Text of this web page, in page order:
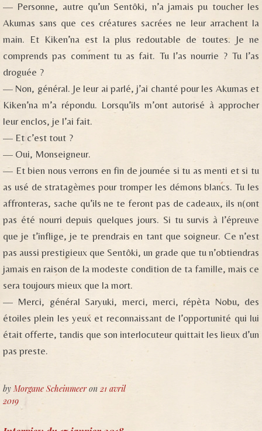
— Personne, autre qu’un Sentôki, n’a jamais pu toucher les
Akumas sans que ces créatures sacrées ne leur arrachent la
main. Et Kiken’na est la plus redoutable de toutes. Je ne
comprends pas comment tu as fait. Tu l’as nourrie ? Tu l’as
droguée ?
— Non, général. Je leur ai parlé, j’ai chanté pour les Akumas et
Kiken’na m’a répondu. Lorsqu’ils m’ont autorisé à approcher
leur enclos, je l’ai fait.
— Et c’est tout ?
— Oui, Monseigneur.
— Et bien nous verrons en fin de journée si tu as menti et si tu
as usé de stratagèmes pour tromper les démons blancs. Tu les
affronteras, sache qu’ils ne te feront pas de cadeaux, ils n(ont
pas été nourri depuis quelques jours. Si tu survis à l’épreuve
que je t’inflige, je te prendrais en tant que soigneur. Ce n’est
pas aussi prestigieux que Sentôki, un grade que tu n’obtiendras
jamais en raison de la modeste condition de ta famille, mais ce
sera toujours mieux que la mort.
— Merci, général Saryuki, merci, merci, répèta Nobu, des
étoiles plein les yeux et reconnaissant de l’opportunité qui lui
était offerte, tandis que son interlocuteur quittait les lieux d’un
pas preste.
byMorgane Scheinmeeron 21 avril
2019